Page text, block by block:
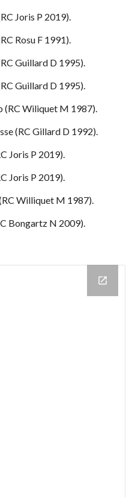
Joris P 2019).
Rosu F 1991).
Guillard D 1995).
Guillard D 1995).
(RC Wiliquet M 1987).
(RC Gillard D 1992).
Joris P 2019).
Joris P 2019).
Williquet M 1987).
Bongartz N 2009).